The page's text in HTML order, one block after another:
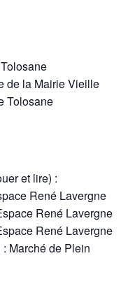
de la Mairie Vieille
Tolosane
et lire) :
René Lavergne
René Lavergne
René Lavergne
Marché de Plein